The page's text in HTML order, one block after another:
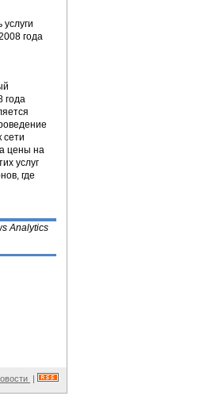
года
года
сети
цены на
услуг
где
Analytics
|